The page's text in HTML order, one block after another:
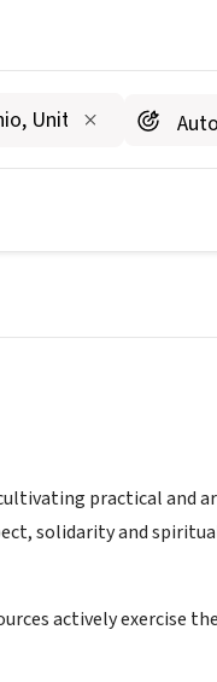
practical and
solidarity and
actively exercise